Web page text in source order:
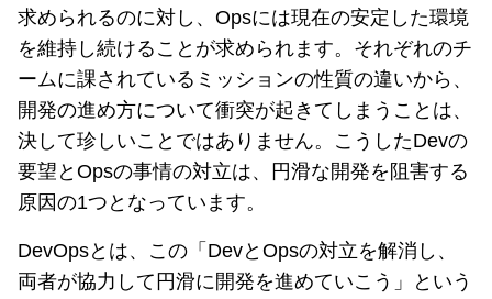
求められるのに対し、Opsには現在の安定した環境
を維持し続けることが求められます。それぞれのチ
ームに課されているミッションの性質の違いから、
開発の進め方について衝突が起きてしまうことは、
決して珍しいことではありません。こうしたDevの
要望とOpsの事情の対立は、円滑な開発を阻害する
原因の1つとなっています。
DevOpsとは、この「DevとOpsの対立を解消し、
両者が協力して円滑に開発を進めていこう」という